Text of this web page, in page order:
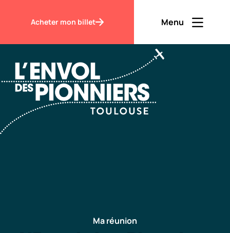
Acheter mon billet Menu
Ouvrir
Ma réunion